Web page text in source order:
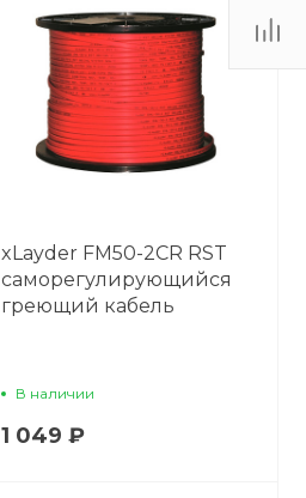
xLayder FM50-2CR RST
саморегулирующийся
греющий кабель
В наличии
1 049 ₽